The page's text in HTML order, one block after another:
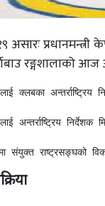
असारः
रङ्गशालाको
क्लबका
अन्तर्राष्ट्रिय
संयुक्त राष्ट्रसङ्घको